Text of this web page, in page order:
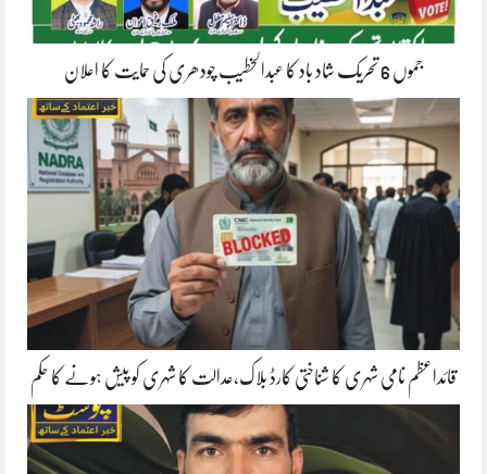
جموں 6 تحریک شاد باد کا عبدالخطیب چودھری کی حمایت کا اعلان
قائداعظم نامی شہری کا شناختی کارڈ بلاک،عدالت کا شہری کو پیش ہونے کا حکم